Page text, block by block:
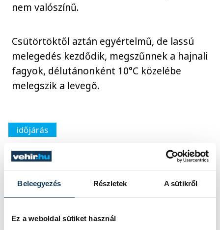
Beleegyezés Részletek A sütikről
Ez a weboldal sütiket használ
nem valószínű.
Csütörtöktől aztán egyértelmű, de lassú
melegedés kezdődik, megszűnnek a hajnali
fagyok, délutánonként 10°C közelébe
melegszik a levegő.
időjárás
SZERZŐ